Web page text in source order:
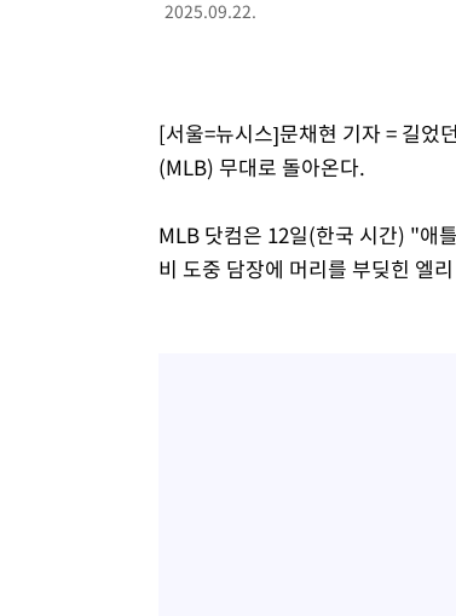
2025.09.22.
[서울=뉴시스]문채현 기자 = 길었
(MLB) 무대로 돌아온다.
MLB 닷컴은 12일(한국 시간) "애
비 도중 담장에 머리를 부딪힌 엘